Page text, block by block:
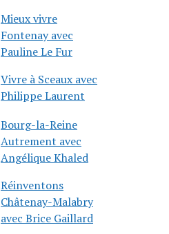
Mieux vivre
Fontenay avec
Pauline Le Fur
Vivre à Sceaux avec
Philippe Laurent
Bourg-la-Reine
Autrement avec
Angélique Khaled
Réinventons
Châtenay-Malabry
avec Brice Gaillard